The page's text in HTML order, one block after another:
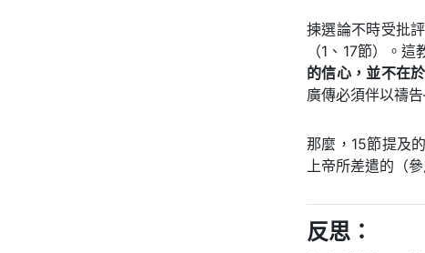
揀選論不時受批
（1、17節）。
的信心，並不在
廣傳必須伴以禱
那麼，15節提及
上帝所差遣的（
反思：